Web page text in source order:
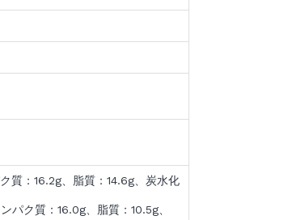
質：16.2g、脂質：14.6g、炭水化
パク質：16.0g、脂質：10.5g、